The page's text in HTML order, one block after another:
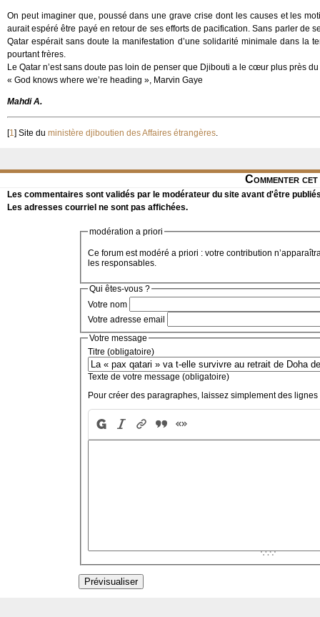
On peut imaginer que, poussé dans une grave crise dont les causes et les
aurait espéré être payé en retour de ses efforts de pacification. Sans parler de
Qatar espérait sans doute la manifestation d’une solidarité minimale dans la
pourtant frères.
Le Qatar n’est sans doute pas loin de penser que Djibouti a le cœur plus près
« God knows where we’re heading », Marvin Gaye
Mahdi A.
[1] Site du ministère djiboutien des Affaires étrangères.
Commenter
Les commentaires sont validés par le modérateur du site avant d'être
Les adresses courriel ne sont pas affichées.
modération a priori
Ce forum est modéré a priori : votre contribution
les responsables.
Qui êtes-vous ?
Votre nom
Votre adresse email
Votre message
Titre (obligatoire)
Texte de votre message (obligatoire)
Pour créer des paragraphes, laissez simplement des lignes